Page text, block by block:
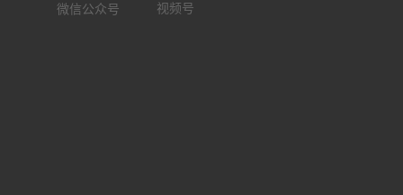
微信公众号 视频号